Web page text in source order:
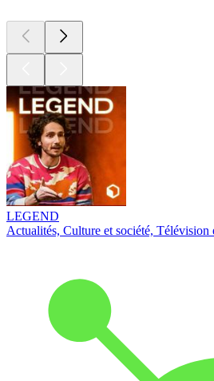
LEGEND
Actualités, Culture et société, Télévision